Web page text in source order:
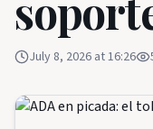
July 8, 2026 at 16:26